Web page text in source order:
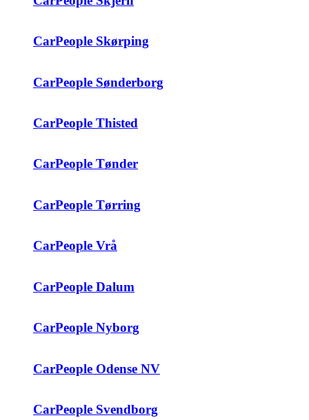
CarPeople Skørping
CarPeople Sønderborg
CarPeople Thisted
CarPeople Tønder
CarPeople Tørring
CarPeople Vrå
CarPeople Dalum
CarPeople Nyborg
CarPeople Odense NV
CarPeople Svendborg